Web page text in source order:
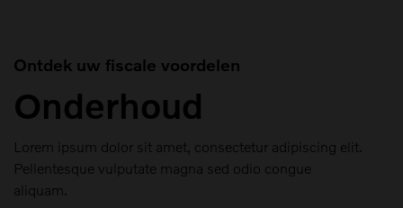
Ontdek uw fiscale voordelen
Onderhoud
Lorem ipsum dolor sit amet, consectetur adipiscing elit.
Pellentesque vulputate magna sed odio congue
aliquam.